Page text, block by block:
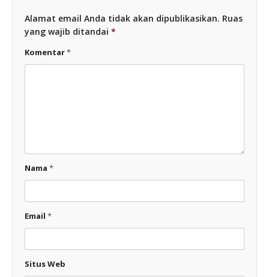
Alamat email Anda tidak akan dipublikasikan. Ruas
yang wajib ditandai *
Komentar*
Nama *
Email *
Situs Web